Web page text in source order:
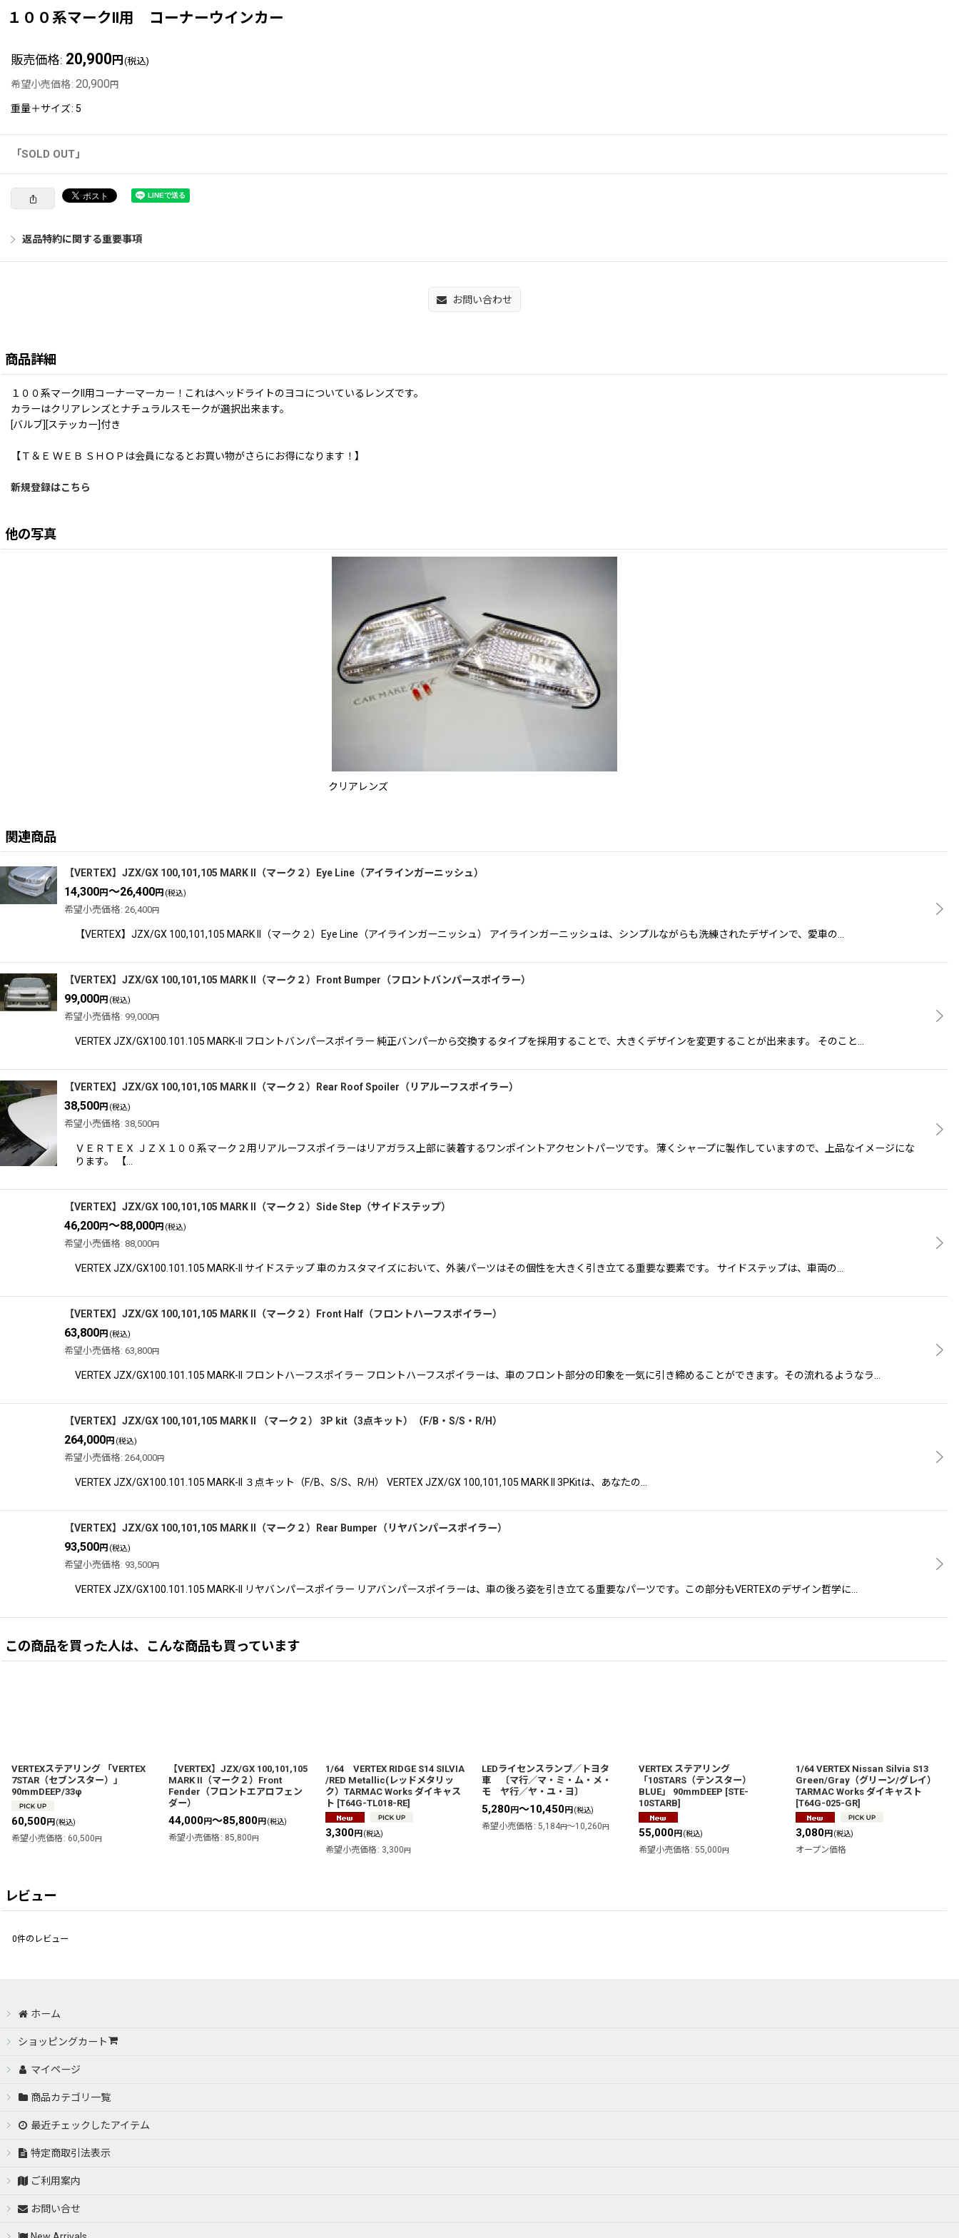
１００系マークII用 コーナーウインカー
販売価格: 20,900 円 (税込)
希望小売価格: 20,900 円
重量＋サイズ: 5
「SOLD OUT」
返品特約に関する重要事項
お問い合わせ
商品詳細
１００系マークII用コーナーマーカー！これはヘッドライトのヨコについているレンズです。
カラーはクリアレンズとナチュラルスモークが選択出来ます。
[バルブ][ステッカー]付き
【Ｔ＆Ｅ ＷＥＢ ＳＨＯＰは会員になるとお買い物がさらにお得になります！】
新規登録はこちら
他の写真
クリアレンズ
関連商品
【VERTEX】JZX/GX 100,101,105 MARK II（マーク２）Eye Line（アイラインガーニッシュ）
14,300円～26,400円 (税込)
希望小売価格: 26,400円
【VERTEX】JZX/GX 100,101,105 MARK II（マーク２）Eye Line（アイラインガーニッシュ） アイラインガーニッシュは、シンプルながらも洗練されたデザインで、愛車の…
【VERTEX】JZX/GX 100,101,105 MARK II（マーク２）Front Bumper（フロントバンパースポイラー）
99,000円 (税込)
希望小売価格: 99,000円
VERTEX JZX/GX100.101.105 MARK-II フロントバンパースポイラー 純正バンパーから交換するタイプを採用することで、大きくデザインを変更することが出来ます。 そのこと…
【VERTEX】JZX/GX 100,101,105 MARK II（マーク２）Rear Roof Spoiler（リアルーフスポイラー）
38,500円 (税込)
希望小売価格: 38,500円
ＶＥＲＴＥＸ ＪＺＸ１００系マーク２用リアルーフスポイラーはリアガラス上部に装着するワンポイントアクセントパーツです。 薄くシャープに製作していますので、上品なイメージにな
ります。 【…
【VERTEX】JZX/GX 100,101,105 MARK II（マーク２）Side Step（サイドステップ）
46,200円～88,000円 (税込)
希望小売価格: 88,000円
VERTEX JZX/GX100.101.105 MARK-II サイドステップ 車のカスタマイズにおいて、外装パーツはその個性を大きく引き立てる重要な要素です。 サイドステップは、車両の…
【VERTEX】JZX/GX 100,101,105 MARK II（マーク２）Front Half（フロントハーフスポイラー）
63,800円 (税込)
希望小売価格: 63,800円
VERTEX JZX/GX100.101.105 MARK-II フロントハーフスポイラー フロントハーフスポイラーは、車のフロント部分の印象を一気に引き締めることができます。その流れるようなラ…
【VERTEX】JZX/GX 100,101,105 MARK II （マーク２） 3P kit（3点キット）（F/B・S/S・R/H）
264,000円 (税込)
希望小売価格: 264,000円
VERTEX JZX/GX100.101.105 MARK-II ３点キット（F/B、S/S、R/H） VERTEX JZX/GX 100,101,105 MARK II 3PKitは、あなたの…
【VERTEX】JZX/GX 100,101,105 MARK II（マーク２）Rear Bumper（リヤバンパースポイラー）
93,500円 (税込)
希望小売価格: 93,500円
VERTEX JZX/GX100.101.105 MARK-II リヤバンパースポイラー リアバンパースポイラーは、車の後ろ姿を引き立てる重要なパーツです。この部分もVERTEXのデザイン哲学に…
この商品を買った人は、こんな商品も買っています
VERTEXステアリング 「VERTEX
7STAR（セブンスター）」
90mmDEEP/33φ
60,500円 (税込)
希望小売価格 : 60,500円
【VERTEX】JZX/GX 100,101,105
MARK II（マーク２）Front
Fender（フロントエアロフェン
ダー）
44,000円～85,800円(税込)
希望小売価格 : 85,800円
1/64 VERTEX RIDGE S14 SILVIA
/RED Metallic(レッドメタリッ
ク）TARMAC Works ダイキャス
ト [T64G-TL018-RE]
3,300円 (税込)
希望小売価格 : 3,300円
LEDライセンスランプ／トヨタ
車 〔マ行／マ・ミ・ム・メ・
モ ヤ行／ヤ・ユ・ヨ〕
5,280円～10,450円(税込)
希望小売価格 : 5,184円～10,260円
VERTEX ステアリング
「10STARS（テンスター）
BLUE」 90mmDEEP [STE-
10STARB]
55,000円 (税込)
希望小売価格 : 55,000円
1/64 VERTEX Nissan Silvia S13
Green/Gray（グリーン/グレイ）
TARMAC Works ダイキャスト
[T64G-025-GR]
3,080円 (税込)
オープン価格
レビュー
0件のレビュー
ホーム
ショッピングカート
マイページ
商品カテゴリ一覧
最近チェックしたアイテム
特定商取引法表示
ご利用案内
お問い合せ